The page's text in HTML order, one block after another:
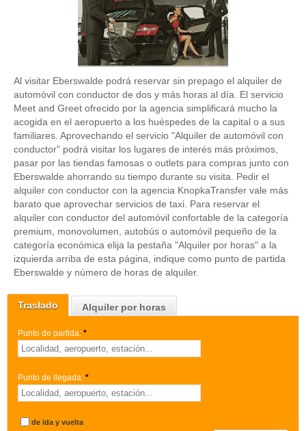
Traslado Alquiler por horas
Punto de partida: *
Punto de llegada: *
de ida y vuelta
Al visitar Eberswalde podrá reservar sin prepago el alquiler de
automóvil con conductor de dos y más horas al día. El servicio
Meet and Greet ofrecido por la agencia simplificará mucho la
acogida en el aeropuerto a los huéspedes de la capital o a sus
familiares. Aprovechando el servicio "Alquiler de automóvil con
conductor" podrá visitar los lugares de interés más próximos,
pasar por las tiendas famosas o outlets para compras junto con
Eberswalde ahorrando su tiempo durante su visita. Pedir el
alquiler con conductor con la agencia KnopkaTransfer vale más
barato que aprovechar servicios de taxi. Para reservar el
alquiler con conductor del automóvil confortable de la categoría
premium, monovolumen, autobús o automóvil pequeño de la
categoría económica elija la pestaña "Alquiler por horas" a la
izquierda arriba de esta página, indique como punto de partida
Eberswalde y número de horas de alquiler.